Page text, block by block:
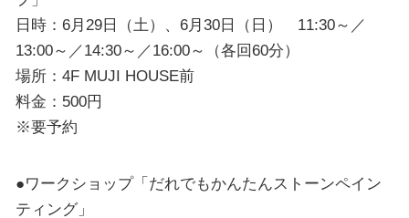
日時：6月29日（土）、6月30日（日） 11:30～／
13:00～／14:30～／16:00～（各回60分）
場所：4F MUJI HOUSE前
料金：500円
※要予約
●ワークショップ「だれでもかんたんストーンペイン
ティング」